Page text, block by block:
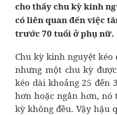
cho thấy chu kỳ kinh
có liên quan đến việc
trước 70 tuổi ở phụ nữ.
Chu kỳ kinh nguyệt
nhưng một chu kỳ
kéo dài khoảng 25 đến
hơn hoặc ngắn hơn, nó
kỳ không đều. Vậy hậu